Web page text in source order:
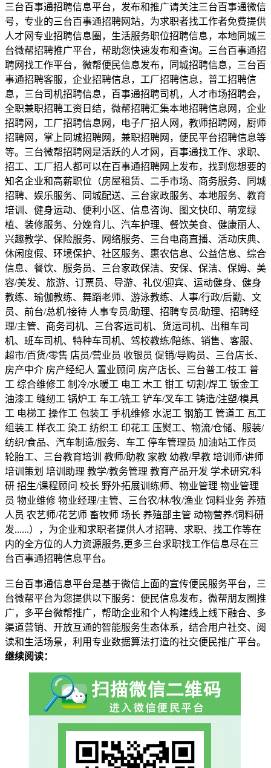
三台百事通招聘信息平台，发布和推广请关注三台百事通微信
号，专业的三台百事通招聘网站，为求职者找工作者免费提供
人才网专业招聘信息圈，生活服务职位招聘信息，本地同城三
台微帮招聘推广平台，帮助您快速发布和查询。三台百事通招
聘网找工作平台，微帮便民信息发布，同城招聘信息，三台百
事通招聘客服，企业招聘信息，工厂招聘信息，普工招聘信
息，三台司机招聘信息，百事通招聘司机，人才市场招聘会，
全职兼职招聘工资日结，微帮招聘汇集本地招聘信息网，企业
招聘网，工厂招聘信息网，电子厂招人网，教师招聘网，厨师
招聘网，掌上同城招聘网，兼职招聘网，便民平台招聘信息等
等。三台微帮招聘网是活跃的人才网，百事通找工作、求职、
招工、工厂招人都可以在百事通招聘网上发布，找到您想要的
知名企业和高薪职位（房屋租赁、二手市场、商务服务、同城
招聘、娱乐服务、同城配送、三台家政服务、本地服务、教育
培训、健身运动、便利小区、信息咨询、图文快印、萌宠绿
植、装修服务、分娩育儿、汽车护理、餐饮美食、健康丽人、
兴趣教学、保险服务、网络服务、三台电商直播、活动庆典、
休闲度假、环境保护、社区服务、惠农信息、公益信息、综合
信息、餐饮、服务员、三台家政保洁、安保、保洁、保姆、美
容/美发、旅游、订票员、导游、礼仪/迎宾、运动健身、健身
教练、瑜伽教练、舞蹈老师、游泳教练、人事/行政/后勤、文
员、前台/总机/接待 人事专员/助理、招聘专员/助理、招聘经
理/主管、商务司机、三台客运司机、货运司机、出租车司
机、班车司机、特种车司机、驾校教练/陪练、销售、客服、
超市/百货/零售 店员/营业员 收银员 促销/导购员、三台店长、
房产中介 房产经纪人 置业顾问 房产店长、三台普工/技工 普
工 综合维修工 制冷/水暖工 电工 木工 钳工 切割/焊工 钣金工
油漆工 缝纫工 锅炉工 车工/铣工 铲车/叉车工 铸造/注塑/模具
工 电梯工 操作工 包装工 手机维修 水泥工 钢筋工 管道工 瓦工
组装工 样衣工 染工 纺织工 印花工 压熨工、物流/仓储、服装/
纺织/食品、汽车制造/服务、车工 停车管理员 加油站工作员
轮胎工、三台教育培训 教师/助教 家教 幼教/早教 培训师/讲师
培训策划 培训助理 教学/教务管理 教育产品开发 学术研究/科
研 招生/课程顾问 校长 野外拓展训练师、物业管理 物业管理
员 物业维修 物业经理/主管、三台农/林/牧/渔业 饲料业务 养殖
人员 农艺师/花艺师 畜牧师 场长 养殖部主管 动物营养/饲料研
发......），为企业和求职者提供人才招聘、求职、找工作等在
内的全方位的人力资源服务,更多三台求职找工作信息尽在三
台百事通招聘信息平台。
三台百事通信息平台是基于微信上面的宣传便民服务平台，三
台微帮平台为您提供以下服务：便民信息发布，微帮朋友圈推
广，多平台微帮推广，帮助企业和个人构建线上线下融合、多
渠道营销、开放互通的智能服务生态体系，结合用户社交、阅
读和生活场景，利用专业数据算法打造的社交便民推广平台。
继续阅读：